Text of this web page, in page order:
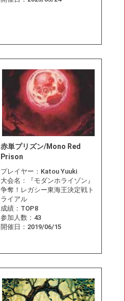
赤単プリズン/Mono Red
Prison
プレイヤー： Katou Yuuki
大会名：
『モダンホライゾン』
争奪！レガシー東海王決定戦ト
ライアル
成績： TOP8
参加人数： 43
開催日： 2019/06/15